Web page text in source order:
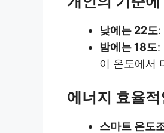
낮에는 22도:
밤에는 18도:
이 온도에서
에너지 효율
스마트 온도